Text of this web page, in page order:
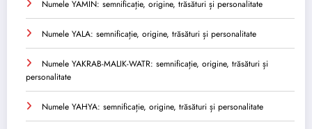
Numele YAMIN: semnificație, origine, trăsături și personalitate
Numele YALA: semnificație, origine, trăsături și personalitate
Numele YAKRAB-MALIK-WATR: semnificație, origine, trăsături și
personalitate
Numele YAHYA: semnificație, origine, trăsături și personalitate